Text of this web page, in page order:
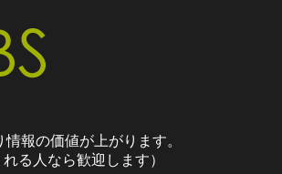
報の価値が上がります。
る人なら歓迎します）